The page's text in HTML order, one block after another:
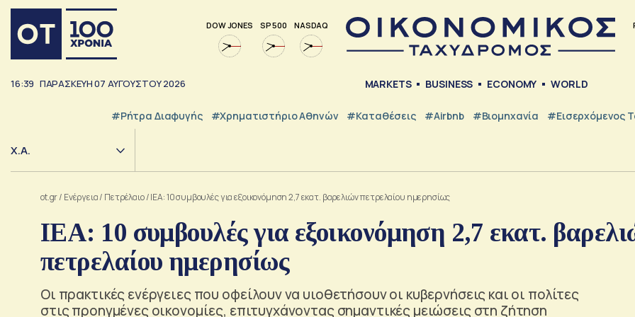
DOW JONES SP 500 NASDAQ
16:39 ΠΑΡΑΣΚΕΥΗ07 ΑΥΓΟΥΣΤΟΥ2026 MARKETS BUSINESS ECONOMY WORLD
#ρήτρα Διαφυγής #Χρηματιστήριο Αθηνών #Καταθέσεις #Airbnb #Βιομηχανία #εισερχόμενος
Χ.Α.
ot.gr/ Ενέργεια/ Πετρέλαιο/ΙΕΑ: 10 συμβουλές για εξοικονόμηση 2,7 εκατ. βαρελιών πετρελαίου ημερησίως
ΙΕΑ: 10 συμβουλές για εξοικονόμηση 2,7 εκατ.
πετρελαίου ημερησίως
Οι πρακτικές ενέργειες που οφείλουν να υιοθετήσουν οι κυβερνήσεις και οι πολίτες
στις προηγμένες οικονομίες, επιτυγχάνοντας σημαντικές μειώσεις στη ζήτηση